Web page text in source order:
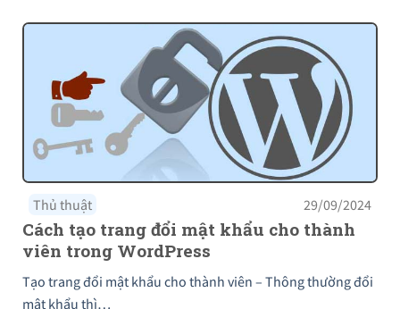
Thủ thuật 29/09/2024
Cách tạo trang đổi mật khẩu cho thành
viên trong WordPress
Tạo trang đổi mật khẩu cho thành viên – Thông thường đổi
mật khẩu thì…